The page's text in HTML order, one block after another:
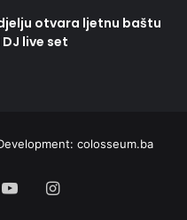
otvara ljetnu baštu
live set
colosseum.ba
YouTubeInstagram